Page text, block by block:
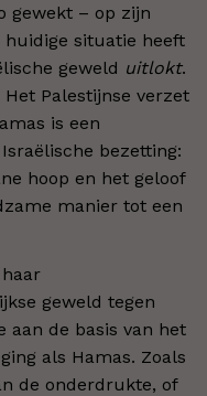
gewekt – op zijn
situatie heeft
geweld uitlokt.
Palestijnse verzet
is een
bezetting:
hoop en het geloof
manier tot een
geweld tegen
aan de basis van het
als Hamas. Zoals
de onderdrukte, of